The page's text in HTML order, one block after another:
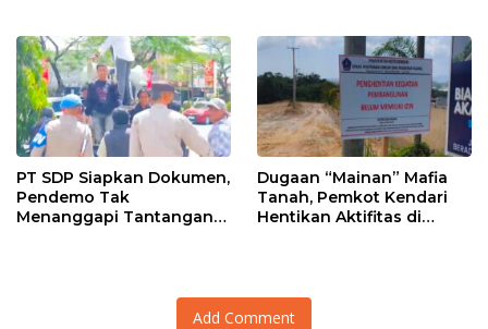
PT SDP Siapkan Dokumen,
Pendemo Tak
Menanggapi Tantangan
Dugaan “Mainan” Mafia
Tanah, Pemkot Kendari
Hentikan Aktifitas di
Add Comment